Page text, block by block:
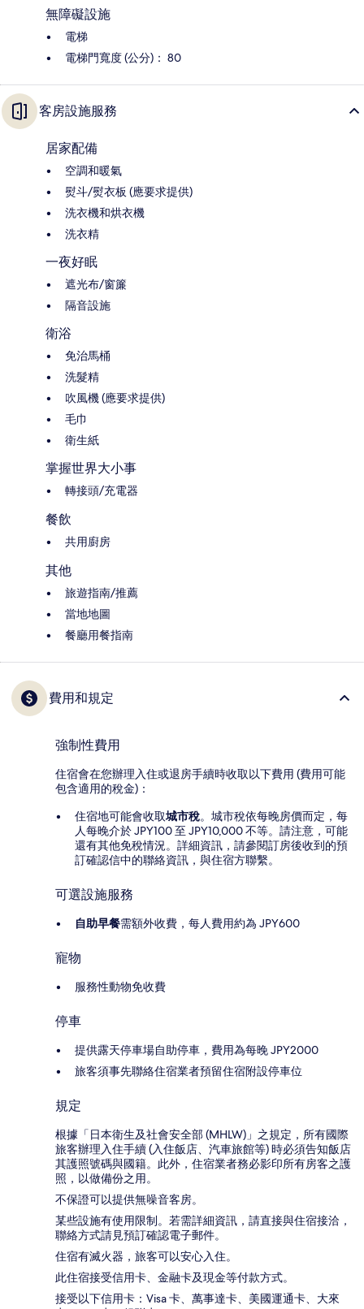
無障礙設施
電梯
電梯門寬度 (公分)： 80
客房設施服務
居家配備
空調和暖氣
熨斗/熨衣板 (應要求提供)
洗衣機和烘衣機
洗衣精
一夜好眠
遮光布/窗簾
隔音設施
衛浴
免治馬桶
洗髮精
吹風機 (應要求提供)
毛巾
衛生紙
掌握世界大小事
轉接頭/充電器
餐飲
共用廚房
其他
旅遊指南/推薦
當地地圖
餐廳用餐指南
費用和規定
強制性費用
住宿會在您辦理入住或退房手續時收取以下費用 (費用可能
包含適用的稅金)：
住宿地可能會收取城市稅。城市稅依每晚房價而定，每
人每晚介於 JPY100 至 JPY10,000 不等。請注意，可能
還有其他免稅情況。詳細資訊，請參閱訂房後收到的預
訂確認信中的聯絡資訊，與住宿方聯繫。
可選設施服務
自助早餐需額外收費，每人費用約為 JPY600
寵物
服務性動物免收費
停車
提供露天停車場自助停車，費用為每晚 JPY2000
旅客須事先聯絡住宿業者預留住宿附設停車位
規定
根據「日本衛生及社會安全部 (MHLW)」之規定，所有國際
旅客辦理入住手續 (入住飯店、汽車旅館等) 時必須告知飯店
其護照號碼與國籍。此外，住宿業者務必影印所有房客之護
照，以做備份之用。
不保證可以提供無噪音客房。
某些設施有使用限制。若需詳細資訊，請直接與住宿接洽，
聯絡方式請見預訂確認電子郵件。
住宿有滅火器，旅客可以安心入住。
此住宿接受信用卡、金融卡及現金等付款方式。
接受以下信用卡：Visa 卡、萬事達卡、美國運通卡、大來